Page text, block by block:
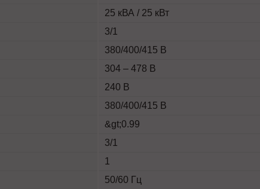
25 кВА / 25 кВт
3/1
380/400/415 В
304 – 478 В
240 В
380/400/415 В
&gt;0.99
3/1
1
50/60 Гц